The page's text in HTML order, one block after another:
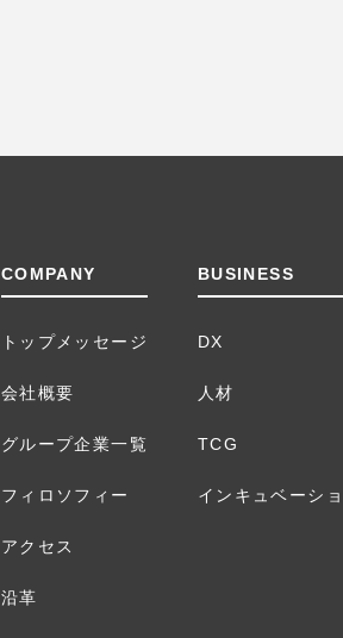
COMPANY
トップメッセージ
会社概要
グループ企業一覧
フィロソフィー
アクセス
沿革
BUSINESS
DX
人材
TCG
インキュベーシ